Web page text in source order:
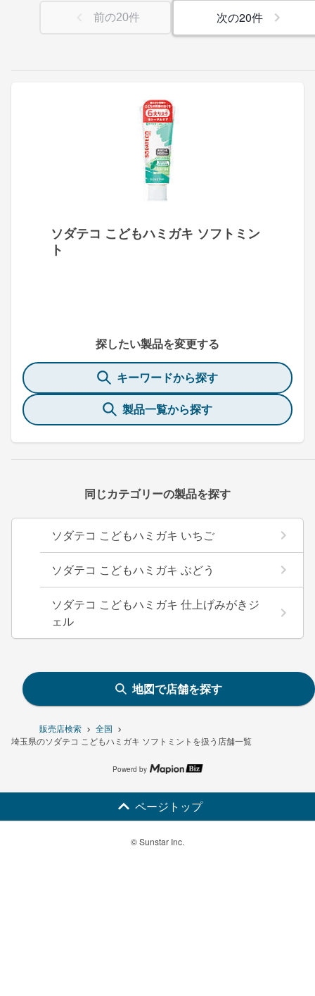
販売店検索
全国
埼玉県のソダテコ こどもハミガキ ソフトミントを扱う店舗一覧
ソダテコ こどもハミガキ ソフトミン
ト
探したい製品を変更する
キーワードから探す
製品一覧から探す
同じカテゴリーの製品を探す
ソダテコ こどもハミガキ いちご
ソダテコ こどもハミガキ ぶどう
ソダテコ こどもハミガキ 仕上げみがきジ
ェル
前の20件 次の20件
地図で店舗を探す
Powerd by
ページトップ
© Sunstar Inc.